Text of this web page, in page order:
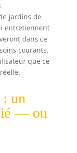
jardins de
entretiennent
dans ce
courants.
que ce
un
— ou